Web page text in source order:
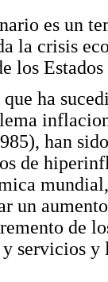
es un
la crisis
los
ha
han
de
un
de
servicios